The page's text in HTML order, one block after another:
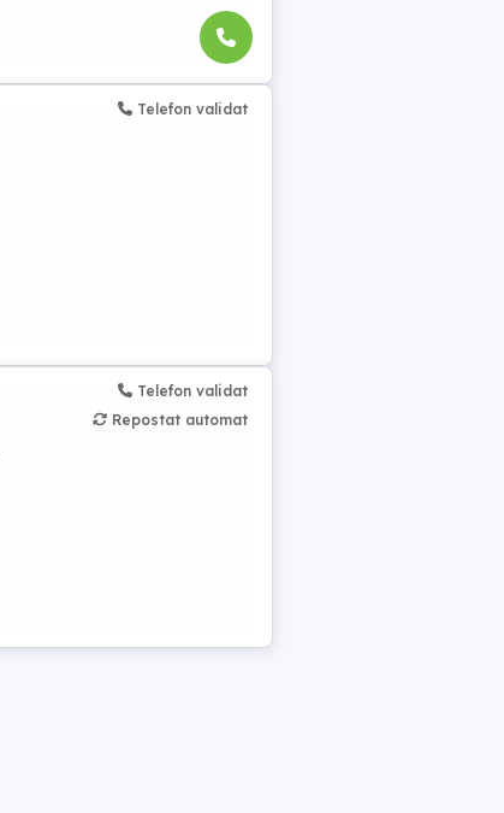
Telefon validat
Telefon validat
Repostat automat